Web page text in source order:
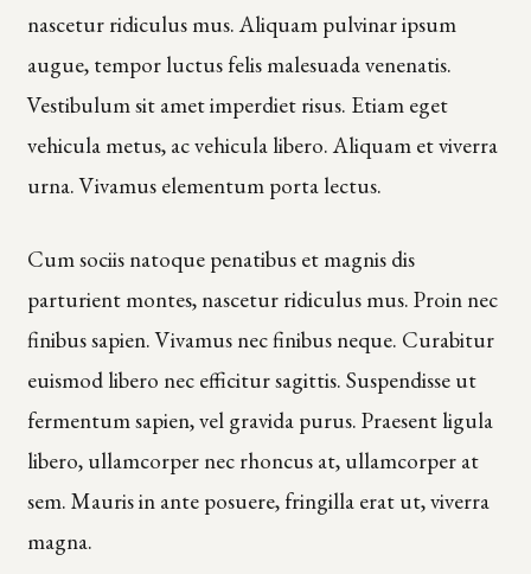
nascetur ridiculus mus. Aliquam pulvinar ipsum
augue, tempor luctus felis malesuada venenatis.
Vestibulum sit amet imperdiet risus. Etiam eget
vehicula metus, ac vehicula libero. Aliquam et viverra
urna. Vivamus elementum porta lectus.
Cum sociis natoque penatibus et magnis dis
parturient montes, nascetur ridiculus mus. Proin nec
finibus sapien. Vivamus nec finibus neque. Curabitur
euismod libero nec efficitur sagittis. Suspendisse ut
fermentum sapien, vel gravida purus. Praesent ligula
libero, ullamcorper nec rhoncus at, ullamcorper at
sem. Mauris in ante posuere, fringilla erat ut, viverra
magna.